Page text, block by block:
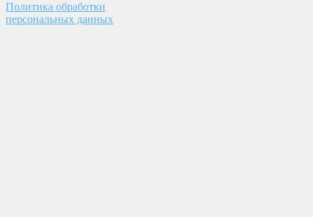
Политика обработки
персональных данных